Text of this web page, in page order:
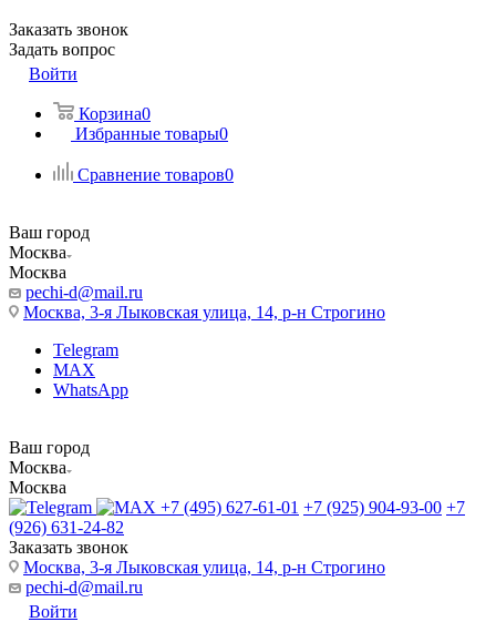
Заказать звонок
Задать вопрос
Войти
Корзина0
Избранные товары0
Сравнение товаров0
Ваш город
Москва
Москва
pechi-d@mail.ru
Москва, 3-я Лыковская улица, 14, р-н Строгино
Telegram
MAX
WhatsApp
Ваш город
Москва
Москва
+7 (495) 627-61-01 +7 (925) 904-93-00 +7
(926) 631-24-82
Заказать звонок
Москва, 3-я Лыковская улица, 14, р-н Строгино
pechi-d@mail.ru
Войти